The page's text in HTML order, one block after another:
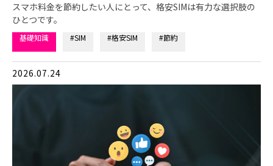
スマホ料金を節約したい人にとって、格安SIMは有力な選択肢の
ひとつです。
基礎知識 #SIM #格安SIM #節約
2026.07.24